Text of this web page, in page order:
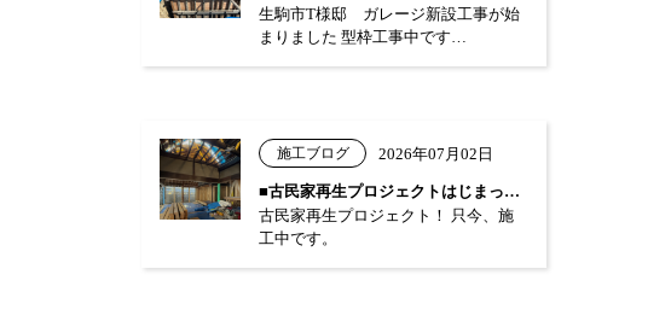
生駒市T様邸 ガレージ新設工事が始
まりました 型枠工事中です…
施工ブログ 2026年07月02日
■古民家再生プロジェクトはじまっています…
古民家再生プロジェクト！ 只今、施
工中です。